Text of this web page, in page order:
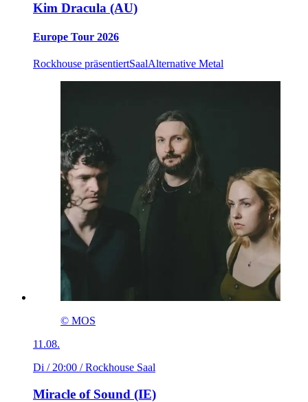
Kim Dracula (AU)
Europe Tour 2026
Rockhouse präsentiertSaalAlternative Metal
© MOS
11.08.
Di / 20:00 / Rockhouse Saal
Miracle of Sound (IE)